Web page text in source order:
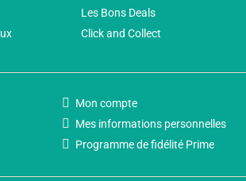
Les Bons Deals
Click and Collect
Mon compte
Mes informations personnelles
Programme de fidélité Prime